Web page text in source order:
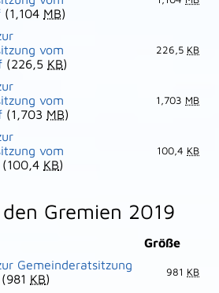
(1,104 MB)
vom
(226,5 KB)
226,5 KB
vom
(1,703 MB)
1,703 MB
vom
(100,4 KB)
100,4 KB
Gremien 2019
Größe
Gemeinderatsitzung
(981 KB) 981 KB